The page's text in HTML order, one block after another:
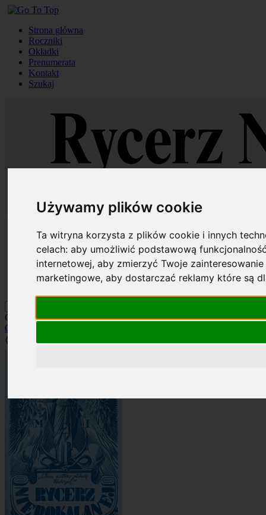
Używamy plików cookie
Ta witryna korzysta z plików cookie i innych
celach:aby umożliwić podstawową
internetowej,aby zmierzyć Twoje
marketingowe,aby dostarczać reklamy które są
Strona główna
Roczniki
Okładki
Prenumerata
Kontakt
Szukaj
Strona główna
Okładki
Prenumerata
Kontakt
Okładka: RN 12/1934
Okładki